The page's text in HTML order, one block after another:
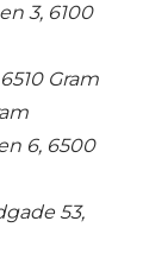
3, 6100
Gram
6, 6500
53,